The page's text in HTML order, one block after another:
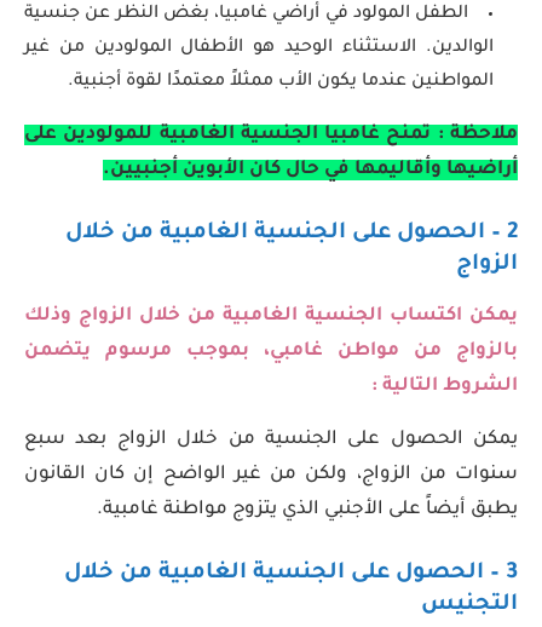
الطفل المولود في أراضي غامبيا، بغض النظر عن جنسية
الوالدين. الاستثناء الوحيد هو الأطفال المولودين من غير
المواطنين عندما يكون الأب ممثلاً معتمدًا لقوة أجنبية.
ملاحظة : تمنح غامبيا الجنسية الغامبية للمولودين على
أراضيها وأقاليمها في حال كان الأبوين أجنبيين.
2 – الحصول على الجنسية الغامبية من خلال
الزواج
يمكن اكتساب الجنسية الغامبية من خلال الزواج وذلك
بالزواج من مواطن غامبي، بموجب مرسوم يتضمن
الشروط التالية :
يمكن الحصول على الجنسية من خلال الزواج بعد سبع
سنوات من الزواج، ولكن من غير الواضح إن كان القانون
يطبق أيضاً على الأجنبي الذي يتزوج مواطنة غامبية.
3 – الحصول على الجنسية الغامبية من خلال
التجنيس